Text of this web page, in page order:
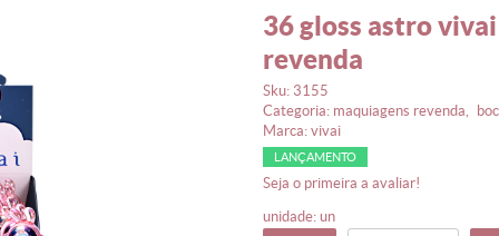
36 gloss astro vivai brilho labial hidratante
revenda
sku: 3155
categoria: maquiagens revenda
marca: vivai
LANÇAMENTO
seja o primeira a avaliar!
unidade: un